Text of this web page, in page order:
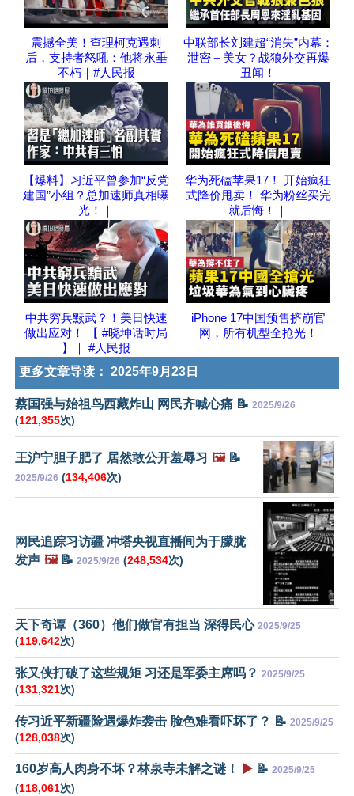
震撼全美！查理柯克遇刺
后，支持者怒吼：他将永垂
不朽｜#人民报
中联部长刘建超“消失”内幕：
泄密＋美女？战狼外交再爆
丑闻！
【爆料】习近平曾参加“反党
建国”小组？总加速师真相曝
光！｜
华为死磕苹果17！ 开始疯狂
式降价甩卖！ 华为粉丝买完
就后悔！｜
中共穷兵黩武？！美日快速
做出应对！ 【 #晓坤话时局
】｜ #人民报
iPhone 17中国预售挤崩官
网，所有机型全抢光！
更多文章导读： 2025年9月23日
蔡国强与始祖鸟西藏炸山 网民齐喊心痛 📝 2025/9/26
(121,355次)
王沪宁胆子肥了 居然敢公开羞辱习 🖼️📝
2025/9/26 (134,406次)
网民追踪习访疆 冲塔央视直播间为于朦胧
发声 🖼️📝 2025/9/26 (248,534次)
天下奇谭（360）他们做官有担当 深得民心 2025/9/25
(119,642次)
张又侠打破了这些规矩 习还是军委主席吗？ 2025/9/25
(131,321次)
传习近平新疆险遇爆炸袭击 脸色难看吓坏了？ 📝 2025/9/25
(128,038次)
160岁高人肉身不坏？林泉寺未解之谜！ ▶️ 📝 2025/9/25
(118,061次)